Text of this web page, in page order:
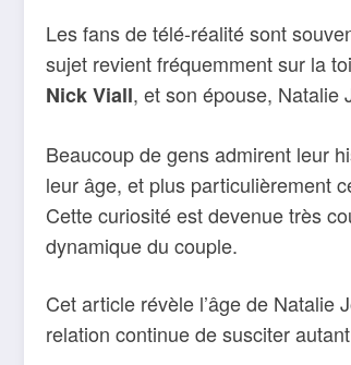
Les fans de télé-réalité sont
sujet revient fréquemment sur la
Nick Viall, et son épouse, Natalie
Beaucoup de gens admirent leur
leur âge, et plus particulièrement
Cette curiosité est devenue très
dynamique du couple.
Cet article révèle l’âge de Natalie
relation continue de susciter autant